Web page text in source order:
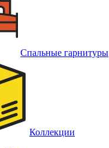
Спальные гарнитуры
Коллекции